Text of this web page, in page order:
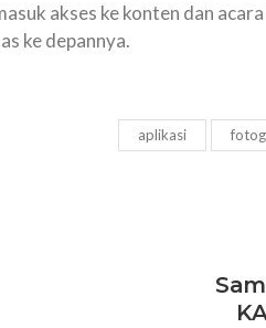
akses ke konten dan
ke depannya.
aplikasi